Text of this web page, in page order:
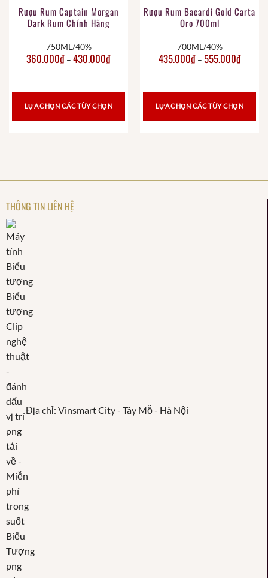
Rượu Rum Captain Morgan
Dark Rum Chính Hãng
750ML/40%
360.000₫ – 430.000₫
LỰA CHỌN CÁC TÙY CHỌN
Rượu Rum Bacardi Gold Carta
Oro 700ml
700ML/40%
435.000₫ – 555.000₫
LỰA CHỌN CÁC TÙY CHỌN
THÔNG TIN LIÊN HỆ
Địa chỉ: Vinsmart City - Tây Mỗ - Hà Nội